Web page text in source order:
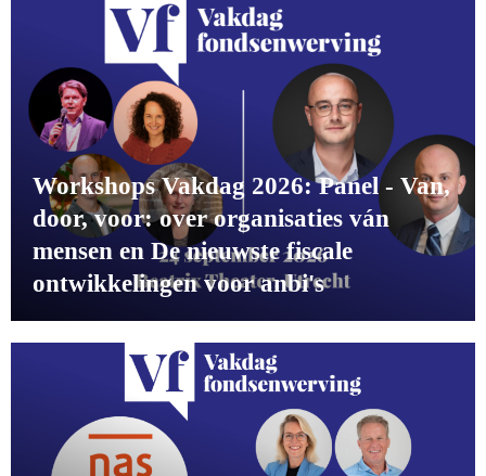
Workshops Vakdag 2026: Panel - Van,
door, voor: over organisaties ván
mensen en De nieuwste fiscale
ontwikkelingen voor anbi's